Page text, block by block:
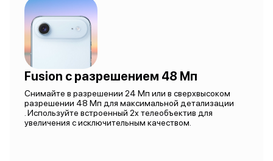
Fusion с разрешением 48 Мп
Снимайте в разрешении 24 Мп или в сверхвысоком
разрешении 48 Мп для максимальной детализации
. Используйте встроенный 2x телеобъектив для
увеличения с исключительным качеством.